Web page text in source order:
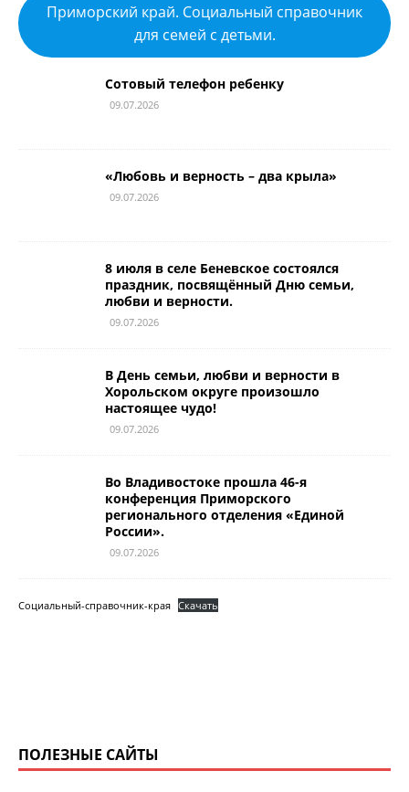
Приморский край. Социальный справочник
для семей с детьми.
Сотовый телефон ребенку
09.07.2026
«Любовь и верность – два крыла»
09.07.2026
8 июля в селе Беневское состоялся
праздник, посвящённый Дню семьи,
любви и верности.
09.07.2026
В День семьи, любви и верности в
Хорольском округе произошло
настоящее чудо!
09.07.2026
Во Владивостоке прошла 46-я
конференция Приморского
регионального отделения «Единой
России».
09.07.2026
Социальный-справочник-края Скачать
ПОЛЕЗНЫЕ САЙТЫ